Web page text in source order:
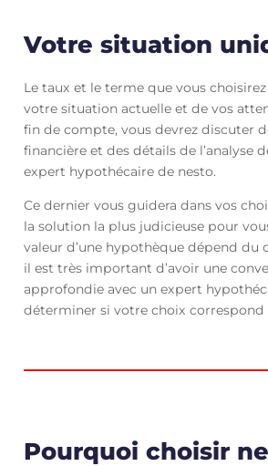
Votre situation
Le taux et le terme que vous
votre situation actuelle et de vos
fin de compte, vous devrez discuter
financière et des détails de l’analyse
expert hypothécaire de nesto.
Ce dernier vous guidera dans vos
la solution la plus judicieuse pour
valeur d’une hypothèque dépend du
il est très important d’avoir une
approfondie avec un expert
déterminer si votre choix correspond
Pourquoi choisir